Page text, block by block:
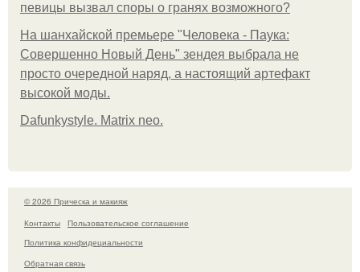
певицы вызвал споры о гранях возможного?
На шанхайской премьере "Человека - Паука:
Совершенно Новый День" зендея выбрала не
просто очередной наряд, а настоящий артефакт
высокой моды.
Dafunkystyle. Matrix neo.
© 2026 Прическа и макияж
Контакты
Пользовательское соглашение
Политика конфидециальности
Обратная связь